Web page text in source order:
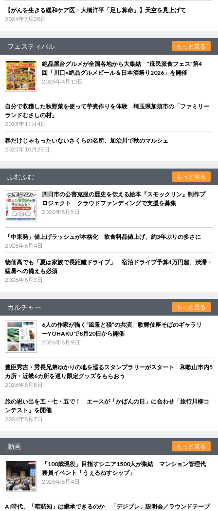
【がんを生きる緩和ケア医・大橋洋平「足し算命」】天空を見上げて
2026年7月28日
フェスティバル もっと見る
絶品屋台グルメが全国各地から大集結 “庶民派食フェス”第4
回「川口×絶品グルメビール＆日本酒祭り2026」を開催
2026年4月15日
自分で収穫した秋野菜を使って芋煮作りを体験 埼玉県加須市の「ファミリー
ランドむさしの村」
2025年11月4日
春だけじゃもったいないさくらの名所、加治川で秋のマルシェ
2025年10月23日
ふむふむ もっと見る
四日市の公害克服の歴史を伝える絵本『スモックリン』制作プ
ロジェクト クラウドファンディングで支援を募集
2026年8月5日
「中東発」値上げラッシュが本格化 飲食料品値上げ、約3年ぶりの多さに
2026年8月4日
物価高でも「夏は家族で長距離ドライブ」 宿泊ドライブ予算4万円超、渋滞・
猛暑への備えも必須
2026年8月3日
カルチャー もっと見る
6人の作家が描く“風景と猫”の共演 歌舞伎座そばのギャラリ
ーYOHAKUで8月20日から開催
2026年8月9日
豊臣秀吉・秀長兄弟ゆかりの地を巡るスタンプラリーがスタート 和歌山市内5
カ所・近畿6カ所を巡り限定グッズをもらおう
2026年8月8日
旅の思い出を五・七・五で！ エースが「かばんの日」に合わせ「旅行川柳コ
ンテスト」を開催
2026年8月7日
動画 もっと見る
「100歳現役」目指すシニア1500人が集結 マンション管理代
務員イベント「うぇるねすシップ」
2026年8月4日
AI時代、「暗黙知」は継承できるのか 「デジブレ」説明会／ラウンドテーブ